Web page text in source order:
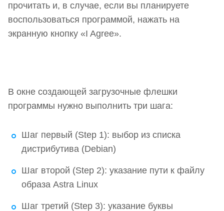
прочитать и, в случае, если вы планируете
воспользоваться программой, нажать на
экранную кнопку «I Agree».
В окне создающей загрузочные флешки
программы нужно выполнить три шага:
Шаг первый (Step 1): выбор из списка
дистрибутива (Debian)
Шаг второй (Step 2): указание пути к файлу
образа Astra Linux
Шаг третий (Step 3): указание буквы